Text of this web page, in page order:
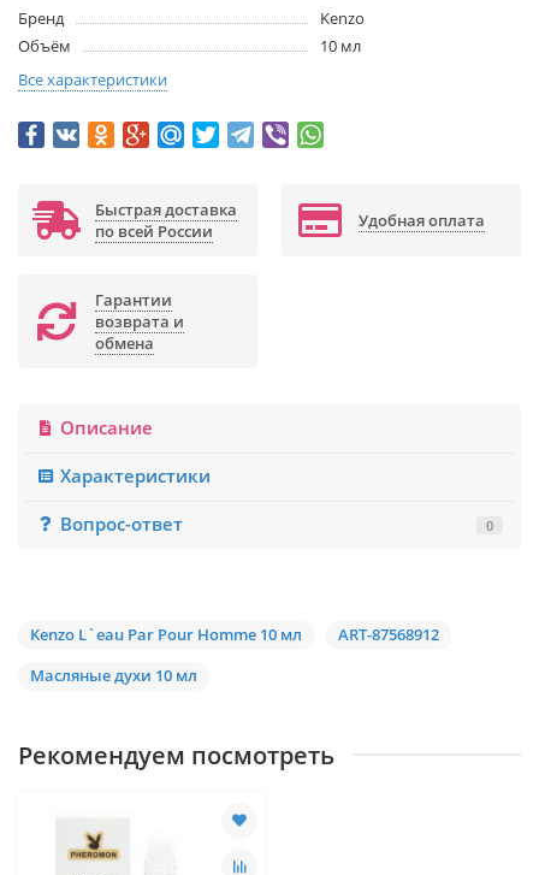
Бренд
Kenzo
Объём
10 мл
Все характеристики
Быстрая доставка
по всей России
Удобная оплата
Гарантии
возврата и
обмена
Описание
Характеристики
Вопрос-ответ
0
Kenzo L`eau Par Pour Homme 10 мл
ART-87568912
Масляные духи 10 мл
Рекомендуем посмотреть